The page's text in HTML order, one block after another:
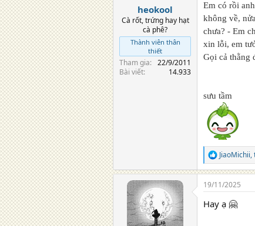
heokool
Cà rốt, trứng hay hạt
cà phê?
Thành viên thân
thiết
Tham gia
22/9/2011
Bài viết
14.933
Em có rồi
không về,
chưa? - Em
xin lỗi, em
Gọi cả thằng
sưu tầm
R
e
a
c
i
JiaoMichii,
19/11/2025
Hay ạ 🤗